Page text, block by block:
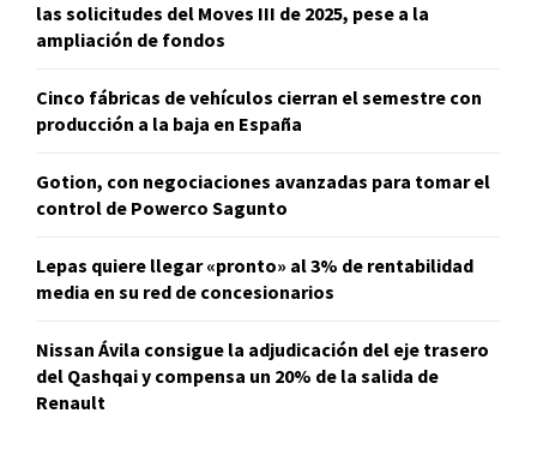
las solicitudes del Moves III de 2025, pese a la
ampliación de fondos
Cinco fábricas de vehículos cierran el semestre con
producción a la baja en España
Gotion, con negociaciones avanzadas para tomar el
control de Powerco Sagunto
Lepas quiere llegar «pronto» al 3% de rentabilidad
media en su red de concesionarios
Nissan Ávila consigue la adjudicación del eje trasero
del Qashqai y compensa un 20% de la salida de
Renault